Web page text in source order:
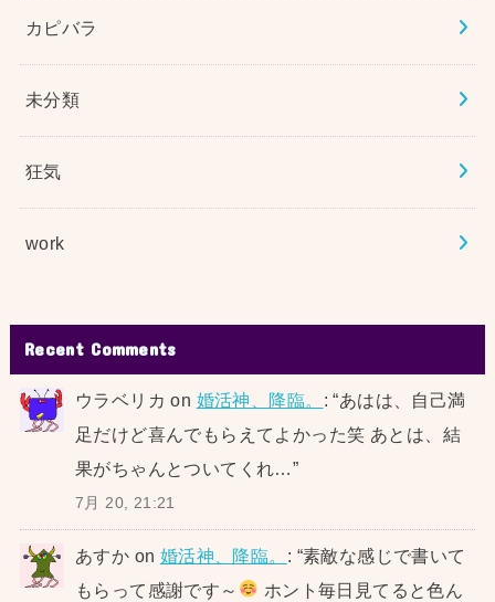
カピバラ
未分類
狂気
work
Recent Comments
ウラベリカ on 婚活神、降臨。 : “あはは、自己満
足だけど喜んでもらえてよかった笑 あとは、結
果がちゃんとついてくれ…”
7月 20, 21:21
あすか on 婚活神、降臨。 : “素敵な感じで書いて
もらって感謝です～
ホント毎日見てると色ん